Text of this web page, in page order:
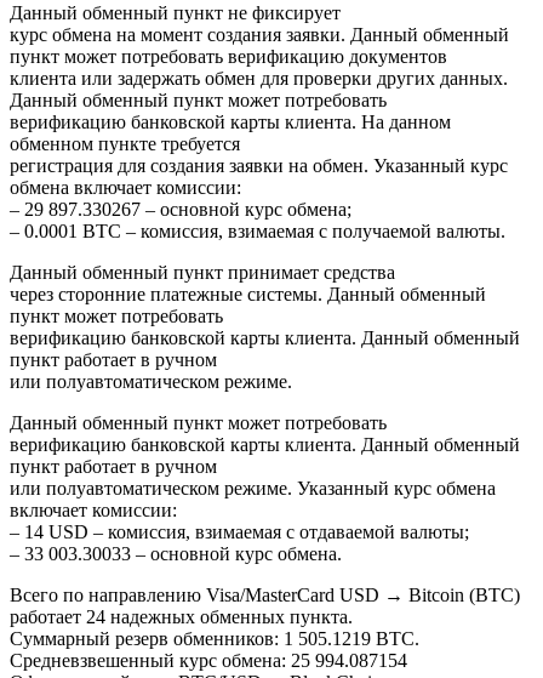
Данный обменный пункт не фиксирует
курс обмена на момент создания заявки. Данный обменный
пункт может потребовать верификацию документов
клиента или задержать обмен для проверки других данных.
Данный обменный пункт может потребовать
верификацию банковской карты клиента. На данном
обменном пункте требуется
регистрация для создания заявки на обмен. Указанный курс
обмена включает комиссии:
– 29 897.330267 – основной курс обмена;
– 0.0001 BTC – комиссия, взимаемая с получаемой валюты.
Данный обменный пункт принимает средства
через сторонние платежные системы. Данный обменный
пункт может потребовать
верификацию банковской карты клиента. Данный обменный
пункт работает в ручном
или полуавтоматическом режиме.
Данный обменный пункт может потребовать
верификацию банковской карты клиента. Данный обменный
пункт работает в ручном
или полуавтоматическом режиме. Указанный курс обмена
включает комиссии:
– 14 USD – комиссия, взимаемая с отдаваемой валюты;
– 33 003.30033 – основной курс обмена.
Всего по направлению Visa/MasterCard USD → Bitcoin (BTC)
работает 24 надежных обменных пункта.
Суммарный резерв обменников: 1 505.1219 BTC.
Средневзвешенный курс обмена: 25 994.087154